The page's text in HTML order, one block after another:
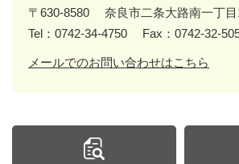
〒630-8580
奈良市二条大路南一丁目
Tel：0742-34-4750
Fax：0742-32-
メールでのお問い合わせはこちら